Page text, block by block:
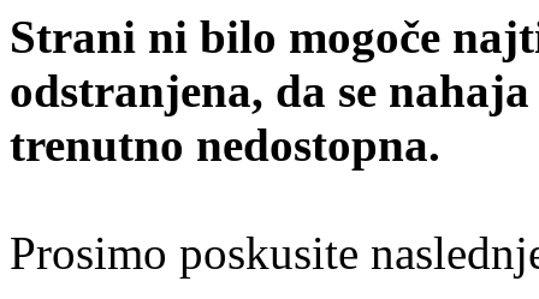
Strani ni bilo mogoče
odstranjena, da se
trenutno nedostopna.
Prosimo poskusite